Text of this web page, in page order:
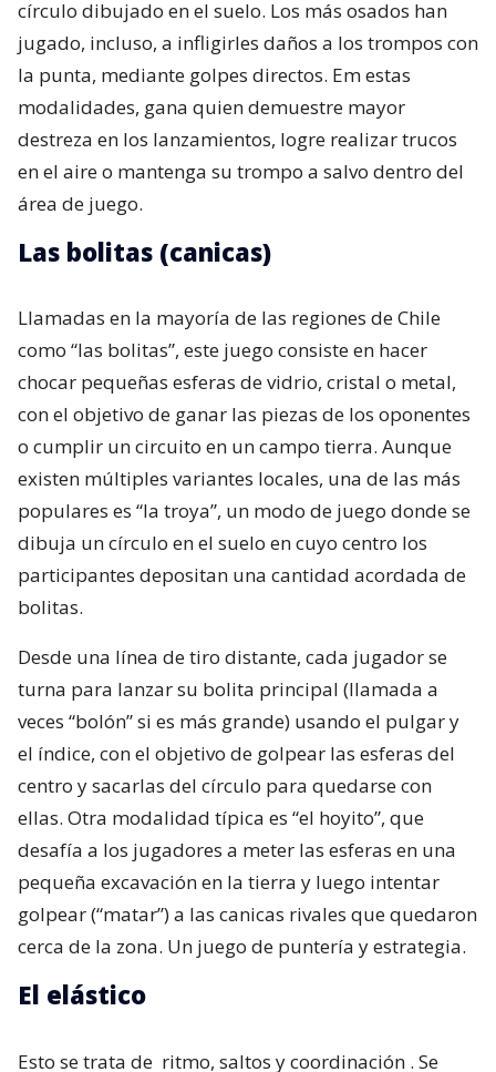
círculo dibujado en el suelo. Los más osados han
jugado, incluso, a infligirles daños a los trompos con
la punta, mediante golpes directos. Em estas
modalidades, gana quien demuestre mayor
destreza en los lanzamientos, logre realizar trucos
en el aire o mantenga su trompo a salvo dentro del
área de juego.
Las bolitas (canicas)
Llamadas en la mayoría de las regiones de Chile
como “las bolitas”, este juego consiste en hacer
chocar pequeñas esferas de vidrio, cristal o metal,
con el objetivo de ganar las piezas de los oponentes
o cumplir un circuito en un campo tierra. Aunque
existen múltiples variantes locales, una de las más
populares es “la troya”, un modo de juego donde se
dibuja un círculo en el suelo en cuyo centro los
participantes depositan una cantidad acordada de
bolitas.
Desde una línea de tiro distante, cada jugador se
turna para lanzar su bolita principal (llamada a
veces “bolón” si es más grande) usando el pulgar y
el índice, con el objetivo de golpear las esferas del
centro y sacarlas del círculo para quedarse con
ellas. Otra modalidad típica es “el hoyito”, que
desafía a los jugadores a meter las esferas en una
pequeña excavación en la tierra y luego intentar
golpear (“matar”) a las canicas rivales que quedaron
cerca de la zona. Un juego de puntería y estrategia.
El elástico
Esto se trata de ritmo, saltos y coordinación . Se